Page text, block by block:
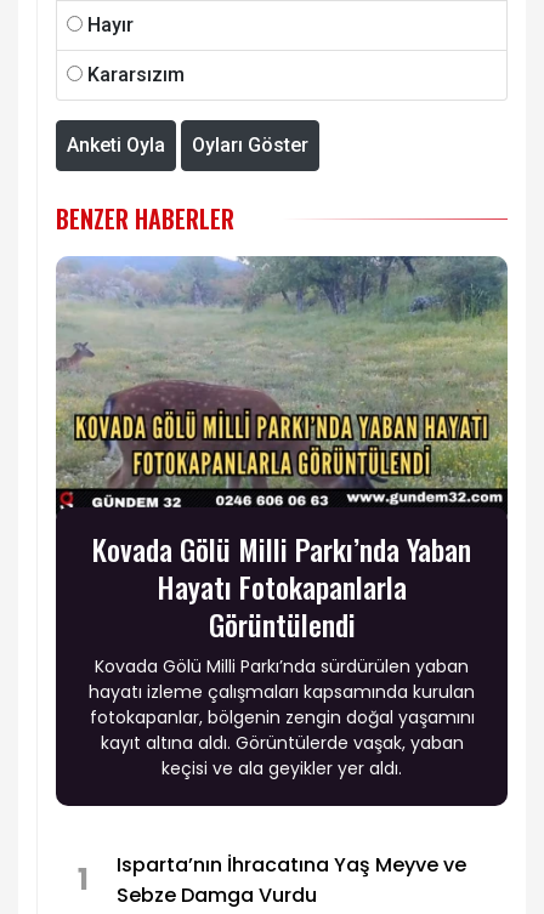
Hayır
Kararsızım
Anketi Oyla Oyları Göster
BENZER HABERLER
Kovada Gölü Milli Parkı’nda Yaban
Hayatı Fotokapanlarla
Görüntülendi
Kovada Gölü Milli Parkı’nda sürdürülen yaban
hayatı izleme çalışmaları kapsamında kurulan
fotokapanlar, bölgenin zengin doğal yaşamını
kayıt altına aldı. Görüntülerde vaşak, yaban
keçisi ve ala geyikler yer aldı.
1
Isparta’nın İhracatına Yaş Meyve ve
Sebze Damga Vurdu